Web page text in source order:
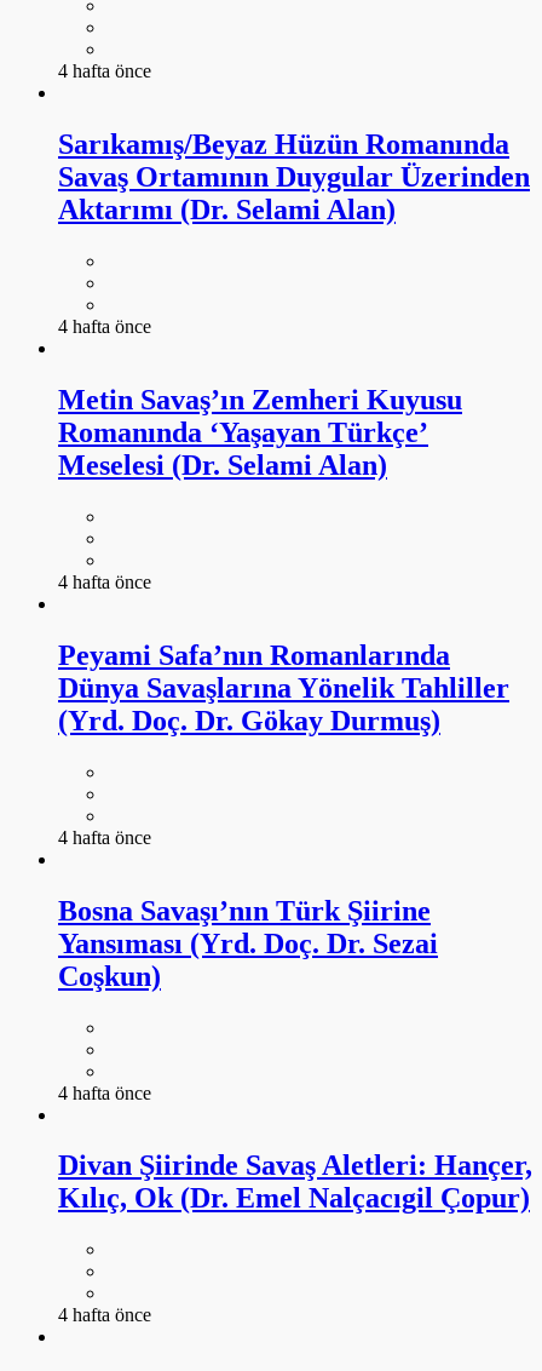
4 hafta önce
Sarıkamış/Beyaz Hüzün Romanında
Savaş Ortamının Duygular Üzerinden
Aktarımı (Dr. Selami Alan)
4 hafta önce
Metin Savaş’ın Zemheri Kuyusu
Romanında ‘Yaşayan Türkçe’
Meselesi (Dr. Selami Alan)
4 hafta önce
Peyami Safa’nın Romanlarında
Dünya Savaşlarına Yönelik Tahliller
(Yrd. Doç. Dr. Gökay Durmuş)
4 hafta önce
Bosna Savaşı’nın Türk Şiirine
Yansıması (Yrd. Doç. Dr. Sezai
Coşkun)
4 hafta önce
Divan Şiirinde Savaş Aletleri: Hançer,
Kılıç, Ok (Dr. Emel Nalçacıgil Çopur)
4 hafta önce